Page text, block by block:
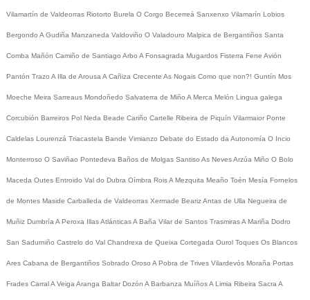
Vilamartín de Valdeorras Riotorto Burela O Corgo Becerreá Sanxenxo Vilamarín Lobios
Bergondo A Gudiña Manzaneda Valdoviño O Valadouro Malpica de Bergantiños Santa
Comba Mañón Camiño de Santiago Arbo A Fonsagrada Mugardos Fisterra Fene Avión
Pantón Trazo A Illa de Arousa A Cañiza Crecente As Nogais Como que non?! Guntín Mos
Moeche Meira Sarreaus Mondoñedo Salvaterra de Miño A Merca Melón Lingua galega
Corcubión Barreiros Pol Neda Beade Cariño Cartelle Ribeira de Piquín Vilarmaior Ponte
Caldelas Lourenzá Triacastela Bande Vimianzo Debate do Estado da Autonomía O Incio
Monterroso O Saviñao Pontedeva Baños de Molgas Santiso As NevesArzúa Miño O Bolo
Maceda Outes Entroido Val do Dubra Oímbra RoisA Mezquita Meaño Toén Mesía Fornelos
de Montes Maside Carballeda de Valdeorras Xermade BearizAntas de Ulla Negueira de
Muñiz Dumbría A Peroxa Illas AtlánticasA Baña Vilar de Santos TrasmirasA Mariña Dodro
San Sadurniño Castrelo do Val Chandrexa de Queixa Cortegada Ourol Toques Os Blancos
Ares Cabana de Bergantiños Sobrado Oroso A Pobra de Trives Vilardevós Moraña Portas
Frades CarralA Veiga Aranga Baltar Dozón A Barbanza MuíñosA Limia Ribeira Sacra A